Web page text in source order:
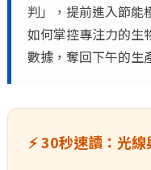
判」，提前進入節能
如何掌控專注力的生
數據，奪回下午的生
⚡ 30秒速讀：光